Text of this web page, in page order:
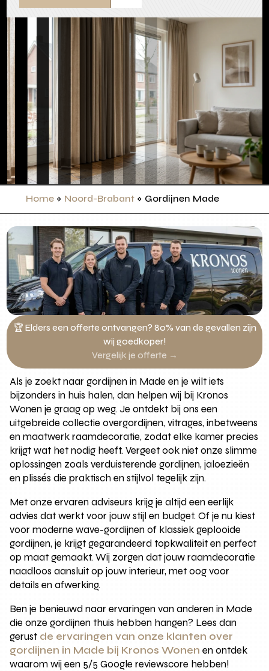
Home » Noord-Brabant » Gordijnen Made
🏆 Elders een offerte ontvangen? 80% van de gevallen zijn
wij goedkoper!
Vergelijk je offerte →
Als je zoekt naar gordijnen in Made en je wilt iets
bijzonders in huis halen, dan helpen wij bij Kronos
Wonen je graag op weg. Je ontdekt bij ons een
uitgebreide collectie overgordijnen, vitrages, inbetweens
en maatwerk raamdecoratie, zodat elke kamer precies
krijgt wat het nodig heeft. Vergeet ook niet onze slimme
oplossingen zoals verduisterende gordijnen, jaloezieën
en plissés die praktisch en stijlvol tegelijk zijn.
Met onze ervaren adviseurs krijg je altijd een eerlijk
advies dat werkt voor jouw stijl en budget. Of je nu kiest
voor moderne wave-gordijnen of klassiek geplooide
gordijnen, je krijgt gegarandeerd topkwaliteit en perfect
op maat gemaakt. Wij zorgen dat jouw raamdecoratie
naadloos aansluit op jouw interieur, met oog voor
details en afwerking.
Ben je benieuwd naar ervaringen van anderen in Made
die onze gordijnen thuis hebben hangen? Lees dan
gerust de ervaringen van onze klanten over
gordijnen in Made bij Kronos Wonen en ontdek
waarom wij een 5/5 Google reviewscore hebben!